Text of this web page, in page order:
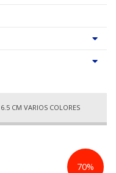
CM VARIOS COLORES
70%